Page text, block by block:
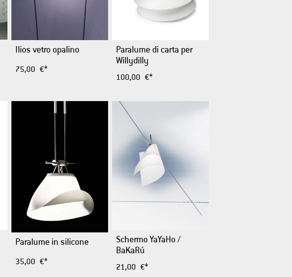
Ilios vetro opalino
75,00 €*
Paralume di carta per
Willydilly
100,00 €*
Paralume in silicone
35,00 €*
Schermo YaYaHo /
BaKaRú
21,00 €*